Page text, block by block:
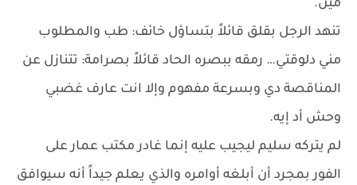
مين.
تنهد الرجل بقلق قائلاً بتساؤل خائف: طب والمطلوب
مني دلوقتي… رمقه ببصره الحاد قائلاً بصرامة: تتنازل عن
المناقصة دي وبسرعة مفهوم وإلا انت عارف غضبي
وحش أد إيه.
لم يتركه سليم ليجيب عليه إنما غادر مكتب عمار على
الفور بمجرد أن أبلغه أوامره والذي يعلم جيداً أنه سيوافق